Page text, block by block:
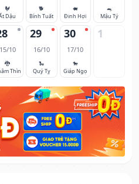
🐓
Dậu
🐕
Bính Tuất
🐖
Đinh Hợi
🐀
Mậu Tý
15/10
🐉
Thìn
29
16/10
🐍
Quý Tỵ
30
17/10
🐎
Giáp Ngọ
1